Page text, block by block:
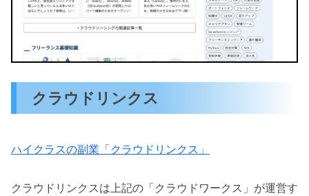
クラウドリンクス
ハイクラスの副業「クラウドリンクス」
クラウドリンクスは上記の「クラウドワークス」が運営す